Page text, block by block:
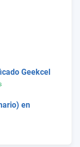
Geekcel
en